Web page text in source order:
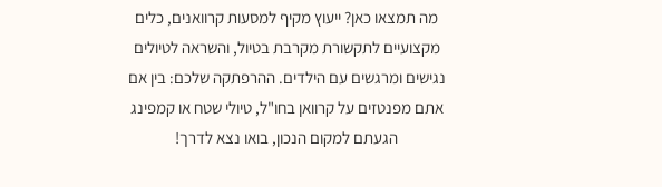
מה תמצאו כאן? ייעוץ מקיף למסעות קרוואנים, כלים
מקצועיים לתקשורת מקרבת בטיול, והשראה לטיולים
נגישים ומרגשים עם הילדים. ההרפתקה שלכם: בין אם
אתם מפנטזים על קרוואן בחו"ל, טיולי שטח או קמפינג
הגעתם למקום הנכון, בואו נצא לדרך!